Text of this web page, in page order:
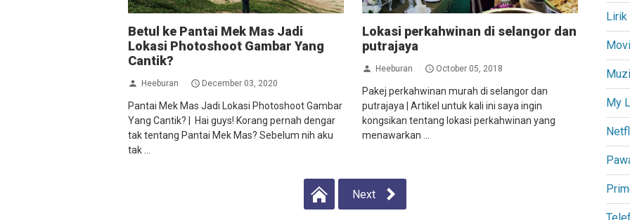
Betul ke Pantai Mek Mas Jadi
Lokasi Photoshoot Gambar Yang
Cantik?
Heeburan December 03, 2020
Pantai Mek Mas Jadi Lokasi Photoshoot Gambar
Yang Cantik? | Hai guys! Korang pernah dengar
tak tentang Pantai Mek Mas? Sebelum nih aku
tak ...
Lokasi perkahwinan di selangor dan
putrajaya
Heeburan October 05, 2018
Pakej perkahwinan murah di selangor dan
putrajaya | Artikel untuk kali ini saya ingin
kongsikan tentang lokasi perkahwinan yang
menawarkan ...
Next
Lirik
My